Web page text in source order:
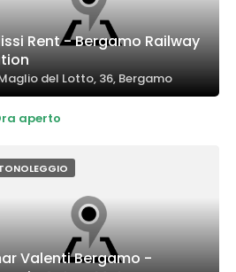
Rent - Bergamo Railway
del Lotto, 36, Bergamo
aperto
Valenti Bergamo -